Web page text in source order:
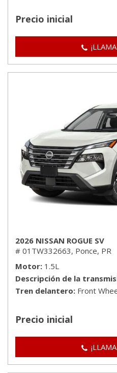
Precio inicial
2026 NISSAN ROGUE SV
# 01TW332663, Ponce, PR
Motor 1.5L
Descripción de la
Tren delantero Front
Precio inicial